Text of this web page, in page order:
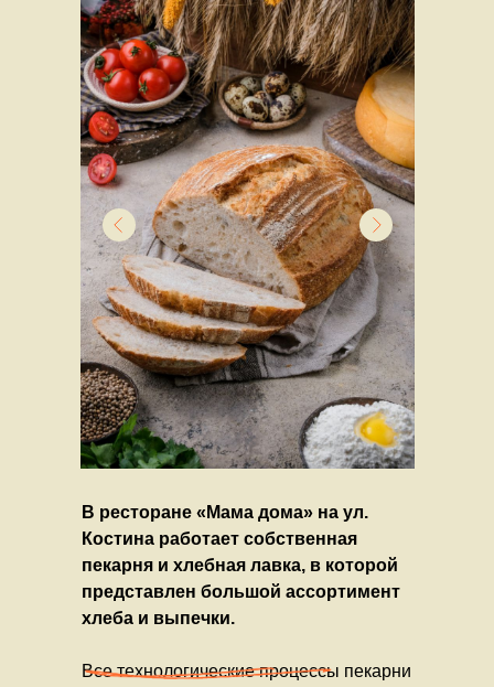
В ресторане «Мама дома» на ул.
Костина работает собственная
пекарня и хлебная лавка, в которой
представлен большой ассортимент
хлеба и выпечки.
Все технологические процессы пекарни